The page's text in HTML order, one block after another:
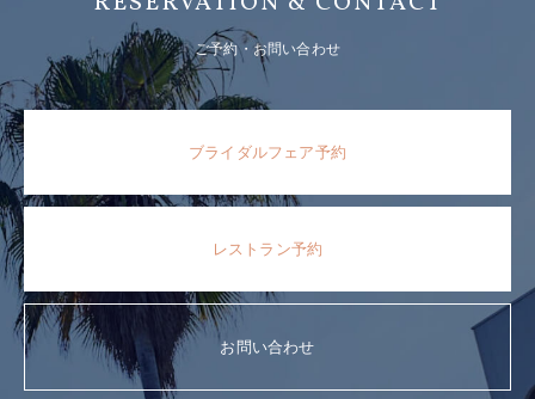
受付のため
ご購入いただいた商品、カタログや資料の発送のため
ダイレクトメールや電子メール配信による、情報の提供の
ため
ご登録いただいた会員様向けサービスの提供のため
アンケート、イベント等にご協力いただくため
その他、正当と認められる目的のため
個人情報の管理
お客様からお預かりした個人情報については、 当社において
厳重に管理しており、個人情報の漏洩、流用、改ざん等の防
止に適切な対策を講じています。
ご予約・お問い合わせ
ブライダルフェア予約
レストラン予約
お問い合わせ